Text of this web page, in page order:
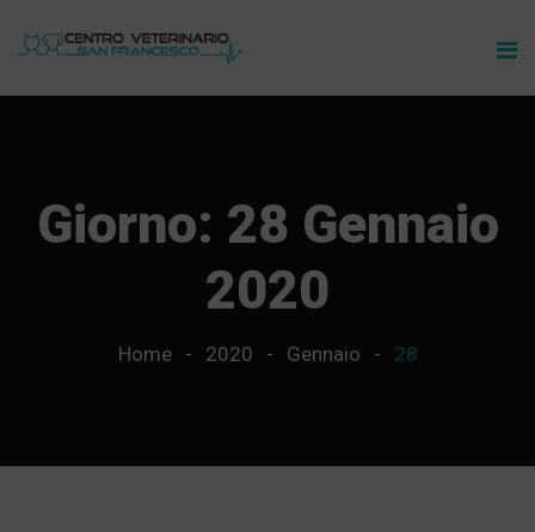
Giorno: 28 Gennaio
2020
Home 2020 Gennaio 28